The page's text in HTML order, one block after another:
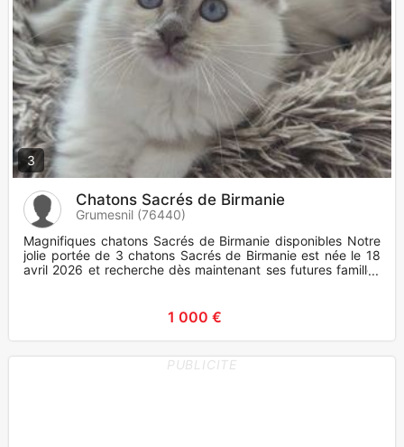
3
Chatons Sacrés de Birmanie
Grumesnil (76440)
Magnifiques chatons Sacrés de Birmanie disponibles Notre
jolie portée de 3 chatons Sacrés de Birmanie est née le 18
avril 2026 et recherche dès maintenant ses futures familles
1 000 €
PUBLICITE